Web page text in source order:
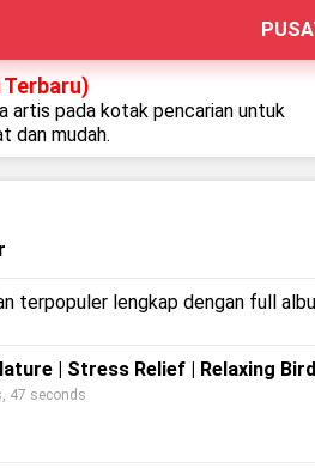
artis pada kotak pencarian untuk
dan mudah.
terpopuler lengkap dengan full
| Stress Relief | Relaxing
47 seconds